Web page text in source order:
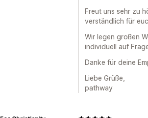
Freut uns sehr zu
verständlich für
Wir legen großen
individuell auf
Danke für deine
Liebe Grüße,
pathway